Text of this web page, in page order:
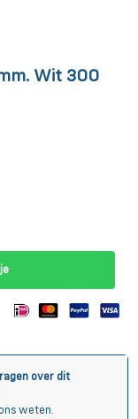
Wit 300
over dit
weten.